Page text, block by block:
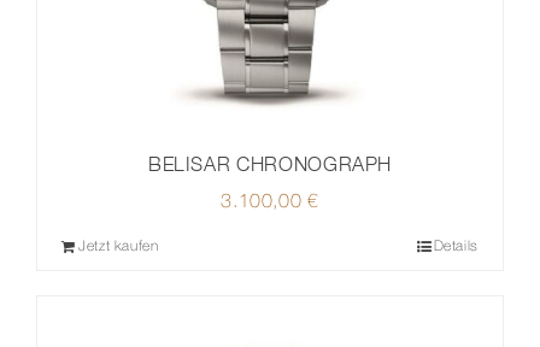
BELISAR CHRONOGRAPH
3.100,00€
Jetzt kaufen Details